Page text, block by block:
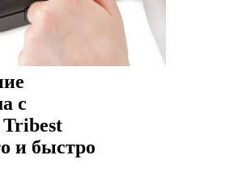
с
и быстро